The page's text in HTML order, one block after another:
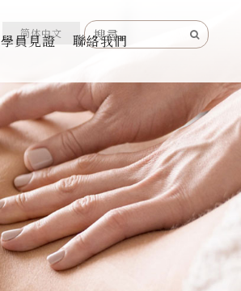
简体中文
學員見證 聯絡我們